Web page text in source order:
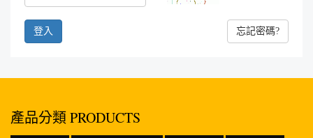
忘記密碼?
產品分類 PRODUCTS